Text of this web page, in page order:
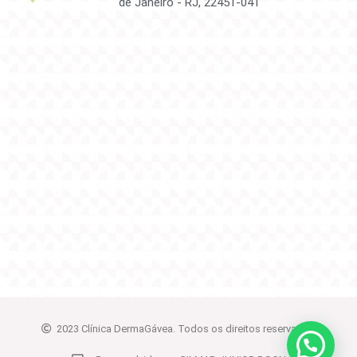
2023 Clínica DermaGávea. Todos os direitos reservados.